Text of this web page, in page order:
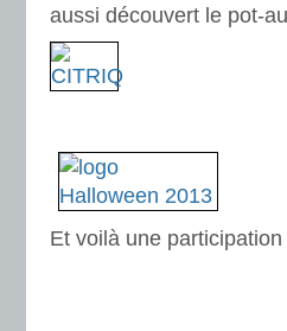
aussi découvert le pot-
Et voilà une